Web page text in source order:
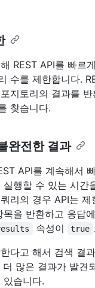
REST API를 빠르
수를 제한합니다.
지토리의 결과를
찾습니다.
완전한 결과
API를 계속해서
행할 수 있는 시간
쿼리의 경우 API는 제
을 반환하고 응답에
속성이 true
다고 해서 검색 결
많은 결과가 발견
있습니다.